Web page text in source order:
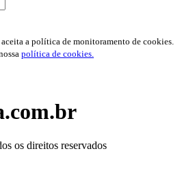
a política de monitoramento de cookies.
política de cookies.
os direitos reservados